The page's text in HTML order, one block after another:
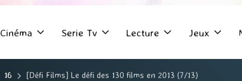
Cinéma Serie Tv Lecture Jeux
16 [Défi Films] Le défi des 130 films en 2013 (7/13)